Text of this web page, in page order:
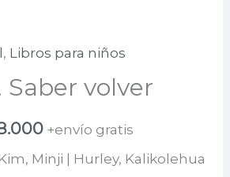
, Libros para niños
Saber volver
El
precio
+envío gratis
Minji | Hurley, Kalikolehua